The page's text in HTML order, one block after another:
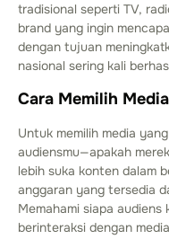
tradisional seperti TV,
brand yang ingin
dengan tujuan
nasional sering kali
Cara Memilih
Untuk memilih media
audiensmu—apakah
lebih suka konten dalam
anggaran yang tersedia
Memahami siapa audiens
berinteraksi dengan